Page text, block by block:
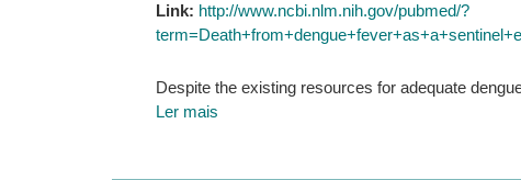
Link: http://www.ncbi.nlm.nih.gov/pubmed/?
Despite the existing resources for adequate
Ler mais